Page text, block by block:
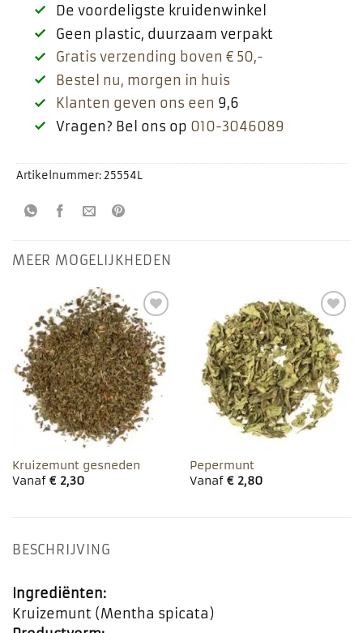
De voordeligste kruidenwinkel
Geen plastic, duurzaam verpakt
Gratis verzending boven € 50,-
Bestel nu, morgen in huis
Klanten geven ons een 9,6
Vragen? Bel ons op 010-3046089
Artikelnummer:25554L
MEER MOGELIJKHEDEN
Toevoegen
aan
favorieten
Kruizemunt gesneden
Vanaf €2,30
Toevoegen
aan
favorieten
Pepermunt
Vanaf €2,80
BESCHRIJVING
Ingrediënten:
Kruizemunt (Mentha spicata)